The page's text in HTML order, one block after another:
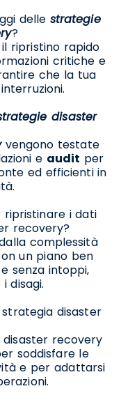
delle strategie
?
ripristino rapido
critiche e
che la tua
disaster
vengono testate
e audit per
ed efficienti in
i dati
recovery?
complessità
un piano ben
senza intoppi,
disagi.
strategia disaster
recovery
soddisfare le
e per adattarsi